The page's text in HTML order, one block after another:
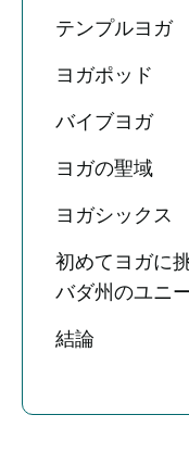
テンプルヨガ
ヨガポッド
バイブヨガ
ヨガの聖域
ヨガシックス
初めてヨガに
バダ州のユニ
結論